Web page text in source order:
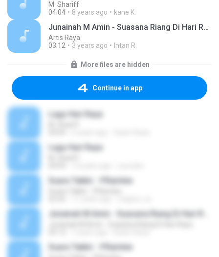
M. Shariff
04:04
8 years ago kane K.
Junainah M Amin - Suasana Riang Di Hari Raya
Artis Raya
03:12
3 years ago Intan R.
More files are hidden
Continue in app
Lagu Hari Raya
Lagu Hari Raya
Suara Takbir - P.Ramlee
Suara Takbir - P.Ramlee